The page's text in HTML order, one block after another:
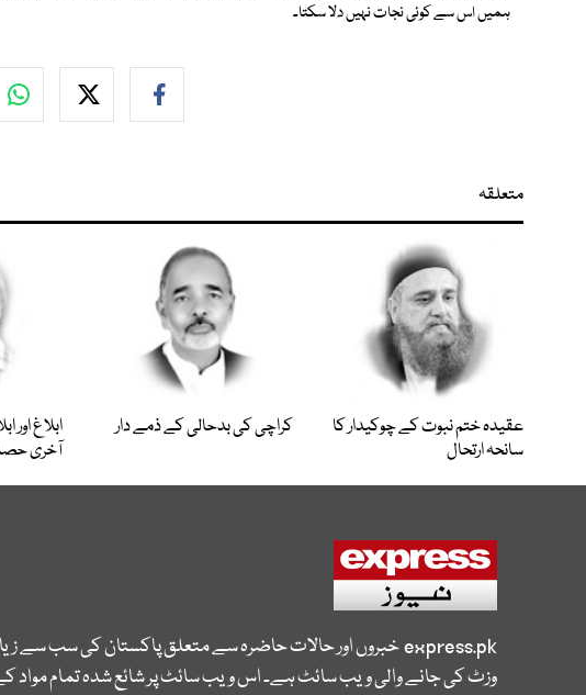
ہمیں اس سے کوئی نجات نہیں دلا سکتا۔
متعلقہ
عقیدہ ختم نبوت کے چوکیدار کا
سانحہ ارتحال
کراچی کی بدحالی کے ذمے دار
ابلاغ اور
آخری
express.pkخبروں اور حالات حاضرہ سے متعلق پاکستان کی سب سے
وزٹ کی جانے والی ویب سائٹ ہے۔ اس ویب سائٹ پر شائع شدہ تمام مواد